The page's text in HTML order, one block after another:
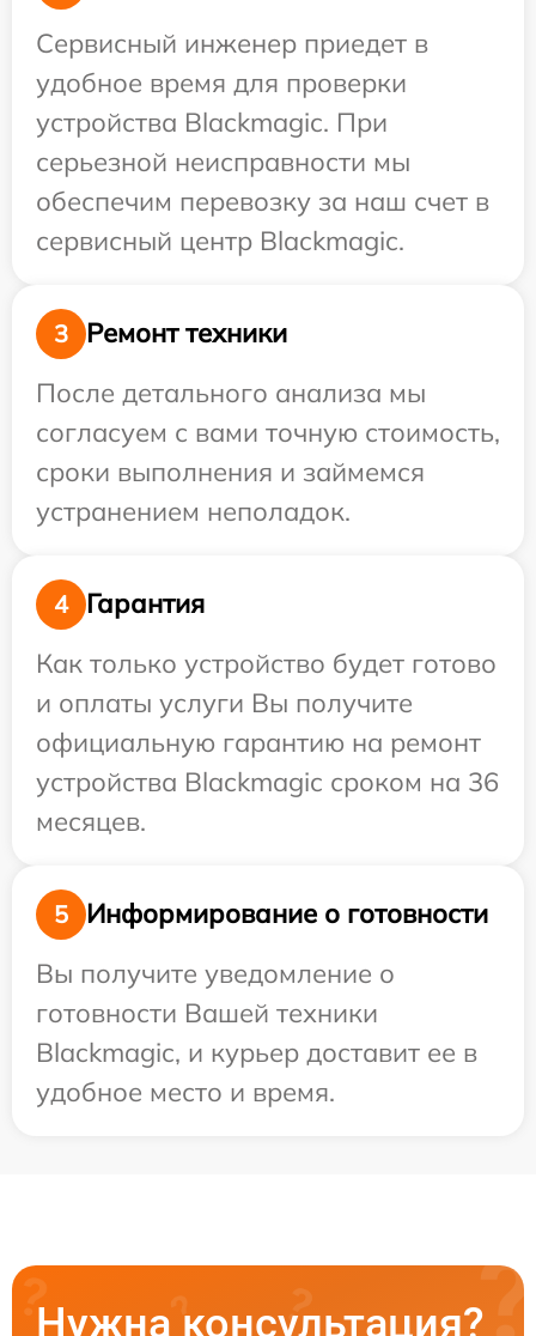
Сервисный инженер приедет в
удобное время для проверки
устройства Blackmagic. При
серьезной неисправности мы
обеспечим перевозку за наш счет в
сервисный центр Blackmagic.
3
Ремонт техники
После детального анализа мы
согласуем с вами точную стоимость,
сроки выполнения и займемся
устранением неполадок.
4
Гарантия
Как только устройство будет готово
и оплаты услуги Вы получите
официальную гарантию на ремонт
устройства Blackmagic сроком на 36
месяцев.
5
Информирование о готовности
Вы получите уведомление о
готовности Вашей техники
Blackmagic, и курьер доставит ее в
удобное место и время.
Нужна консультация?